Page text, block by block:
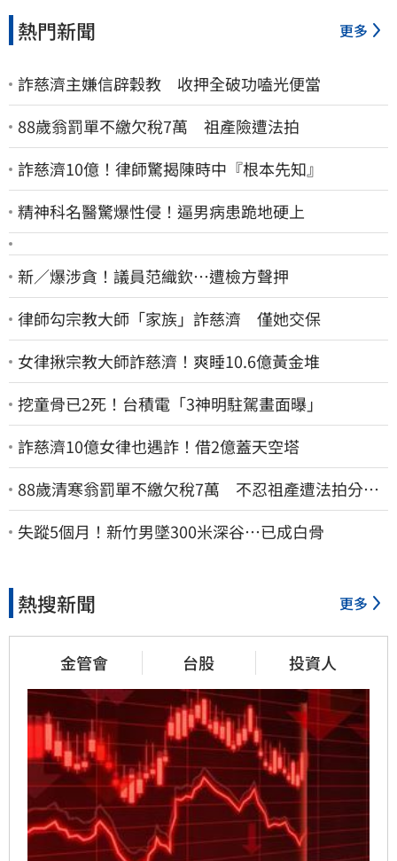
熱門新聞 更多
詐慈濟主嫌信辟穀教 收押全破功嗑光便當
88歲翁罰單不繳欠稅7萬 祖產險遭法拍
詐慈濟10億！律師驚揭陳時中『根本先知』
精神科名醫驚爆性侵！逼男病患跪地硬上
新／爆涉貪！議員范織欽…遭檢方聲押
律師勾宗教大師「家族」詐慈濟 僅她交保
女律揪宗教大師詐慈濟！爽睡10.6億黃金堆
挖童骨已2死！台積電「3神明駐駕畫面曝」
詐慈濟10億女律也遇詐！借2億蓋天空塔
88歲清寒翁罰單不繳欠稅7萬 不忍祖產遭法拍分
割 家族按月代繳償債
失蹤5個月！新竹男墜300米深谷…已成白骨
熱搜新聞 更多
金管會 台股 投資人